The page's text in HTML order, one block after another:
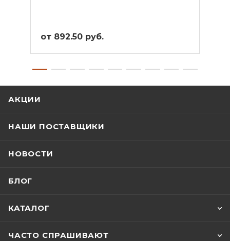
от 892.50 руб.
АКЦИИ
НАШИ ПОСТАВЩИКИ
НОВОСТИ
БЛОГ
КАТАЛОГ
ЧАСТО СПРАШИВАЮТ